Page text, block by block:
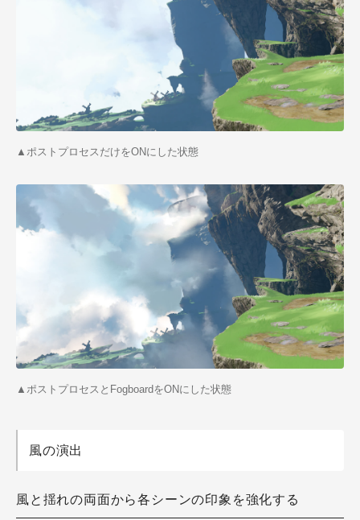
▲ポストプロセスだけをONにした状態
▲ポストプロセスとFogboardをONにした状態
風の演出
風と揺れの両面から各シーンの印象を強化する